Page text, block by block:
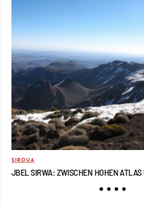
SIROUA
JBEL SIRWA: ZWISCHEN HOHEN